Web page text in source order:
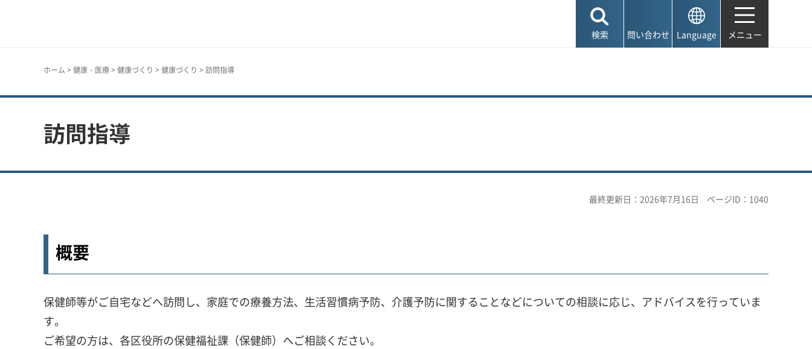
検索 問い合わせ Language メニュー
ホーム > 健康・医療> 健康づくり > 健康づくり > 訪問指導
訪問指導
最終更新日：2026年7月16日 ページID：1040
概要
保健師等がご自宅などへ訪問し、家庭での療養方法、生活習慣病予防、介護予防に関することなどについての相談に応じ、アドバイスを行っていま
す。
ご希望の方は、各区役所の保健福祉課（保健師）へご相談ください。